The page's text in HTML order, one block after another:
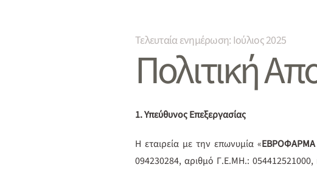
Τελευταία ενημέρωση: Ιούλιος 2025
Πολιτική
1. Υπεύθυνος Επεξεργασίας
Η εταιρεία με την επωνυμία «ΕΒΡΟΦΑΡΜΑ
094230284, αριθμό Γ.Ε.ΜΗ.: 054412521000,